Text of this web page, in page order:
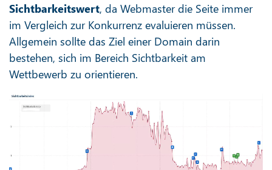
Sichtbarkeitswert, da Webmaster die Seite immer
im Vergleich zur Konkurrenz evaluieren müssen.
Allgemein sollte das Ziel einer Domain darin
bestehen, sich im Bereich Sichtbarkeit am
Wettbewerb zu orientieren.